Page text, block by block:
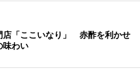
店「ここいなり」 赤酢を利かせ
味わい